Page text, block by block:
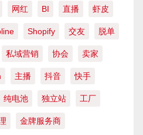
网红 BI 直播 虾皮
Shopify 交友 脱单
私域营销 协会 卖家
主播 抖音 快手
纯电池 独立站 工厂
金牌服务商